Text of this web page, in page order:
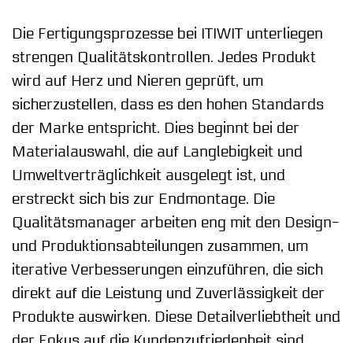
Die Fertigungsprozesse bei ITIWIT unterliegen
strengen Qualitätskontrollen. Jedes Produkt
wird auf Herz und Nieren geprüft, um
sicherzustellen, dass es den hohen Standards
der Marke entspricht. Dies beginnt bei der
Materialauswahl, die auf Langlebigkeit und
Umweltverträglichkeit ausgelegt ist, und
erstreckt sich bis zur Endmontage. Die
Qualitätsmanager arbeiten eng mit den Design-
und Produktionsabteilungen zusammen, um
iterative Verbesserungen einzuführen, die sich
direkt auf die Leistung und Zuverlässigkeit der
Produkte auswirken. Diese Detailverliebtheit und